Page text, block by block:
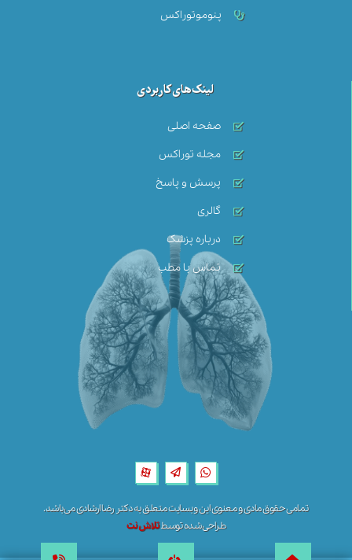
پنوموتوراکس
لینک‌های کاربردی
صفحه اصلی
مجله توراکس
پرسش و پاسخ
گالری
درباره پزشک
تماس با مطب
تمامی حقوق مادی و معنوی این وبسایت متعلق به دکتر رضا ارشادی می‌باشد.
طراحی شده توسطتلاش نت